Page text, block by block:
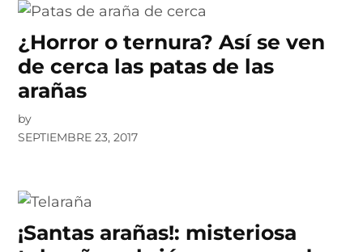
¿Horror o ternura? Así se ven
de cerca las patas de las
arañas
by
SEPTIEMBRE 23, 2017
¡Santas arañas!: misteriosa